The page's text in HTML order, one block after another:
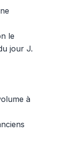
le
jour J.
à